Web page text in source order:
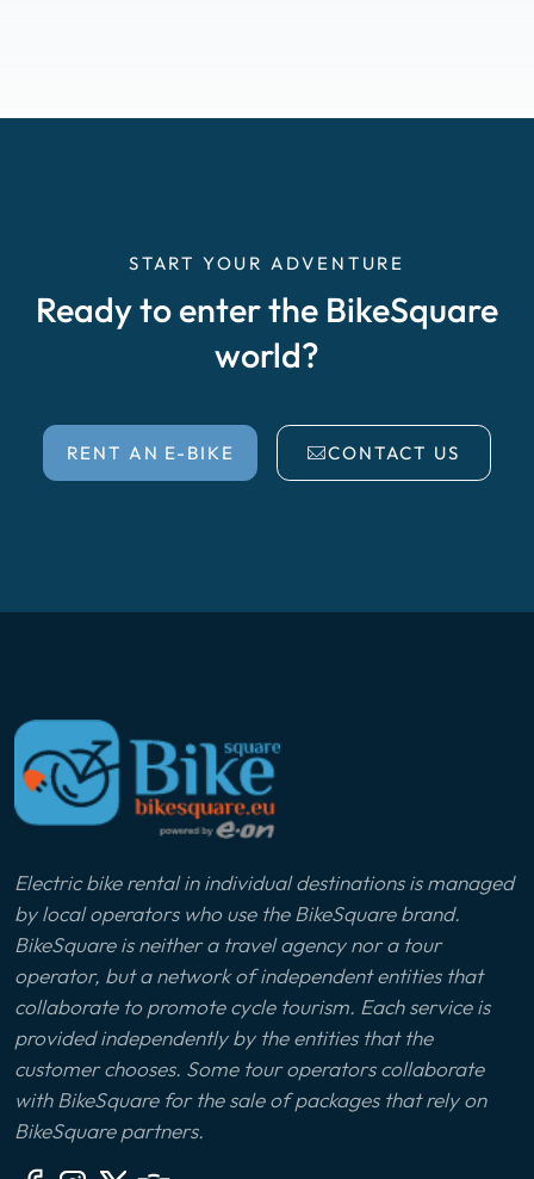
START YOUR ADVENTURE
Ready to enter the BikeSquare
world?
RENT AN E-BIKE CONTACT US
Electric bike rental in individual destinations is managed
by local operators who use the BikeSquare brand.
BikeSquare is neither a travel agency nor a tour
operator, but a network of independent entities that
collaborate to promote cycle tourism. Each service is
provided independently by the entities that the
customer chooses. Some tour operators collaborate
with BikeSquare for the sale of packages that rely on
BikeSquare partners.